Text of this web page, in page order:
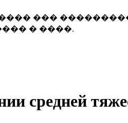
���
� ����.
средней